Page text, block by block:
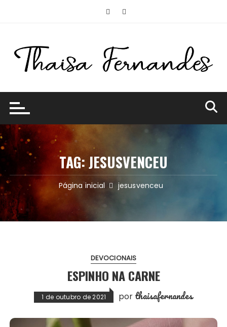
TAG:JESUSVENCEU
Página inicial jesusvenceu
DEVOCIONAIS
ESPINHO NA CARNE
1 de outubro de 2021 por thaisafernandes